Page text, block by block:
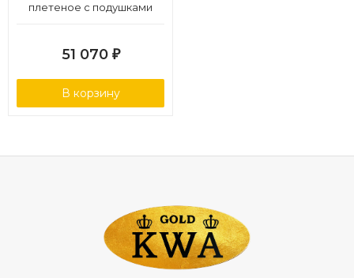
плетеное с подушками
51 070 ₽
В корзину